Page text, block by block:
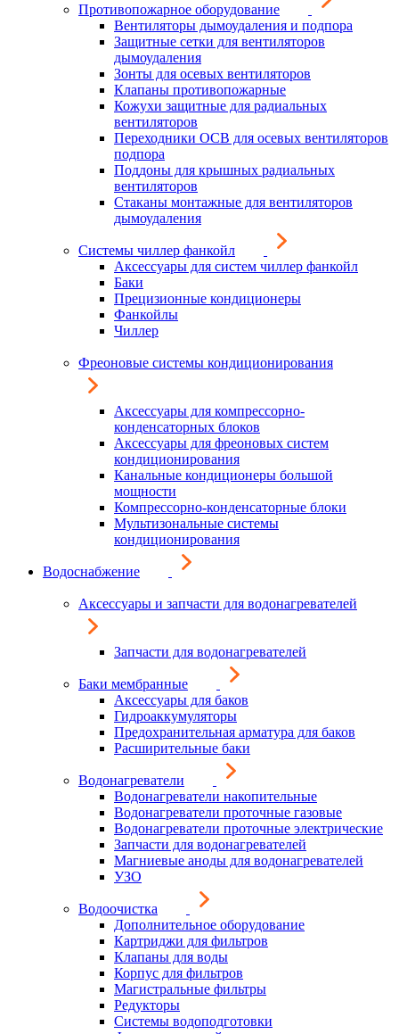
Противопожарное оборудование
Вентиляторы дымоудаления и подпора
Защитные сетки для вентиляторов
дымоудаления
Зонты для осевых вентиляторов
Клапаны противопожарные
Кожухи защитные для радиальных
вентиляторов
Переходники ОСВ для осевых вентиляторов
подпора
Поддоны для крышных радиальных
вентиляторов
Стаканы монтажные для вентиляторов
дымоудаления
Системы чиллер фанкойл
Аксессуары для систем чиллер фанкойл
Баки
Прецизионные кондиционеры
Фанкойлы
Чиллер
Фреоновые системы кондиционирования
Аксессуары для компрессорно-
конденсаторных блоков
Аксессуары для фреоновых систем
кондиционирования
Канальные кондиционеры большой
мощности
Компрессорно-конденсаторные блоки
Мультизональные системы
кондиционирования
Водоснабжение
Аксессуары и запчасти для водонагревателей
Запчасти для водонагревателей
Баки мембранные
Аксессуары для баков
Гидроаккумуляторы
Предохранительная арматура для баков
Расширительные баки
Водонагреватели
Водонагреватели накопительные
Водонагреватели проточные газовые
Водонагреватели проточные электрические
Запчасти для водонагревателей
Магниевые аноды для водонагревателей
УЗО
Водоочистка
Дополнительное оборудование
Картриджи для фильтров
Клапаны для воды
Корпус для фильтров
Магистральные фильтры
Редукторы
Системы водоподготовки